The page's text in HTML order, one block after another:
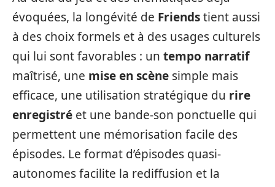
évoquées, la longévité de Friendstient aussi
à des choix formels et à des usages culturels
qui lui sont favorables : un tempo narratif
maîtrisé, une mise en scène simple mais
efficace, une utilisation stratégique du rire
enregistré et une bande-son ponctuelle qui
permettent une mémorisation facile des
épisodes. Le format d’épisodes quasi-
autonomes facilite la rediffusion et la